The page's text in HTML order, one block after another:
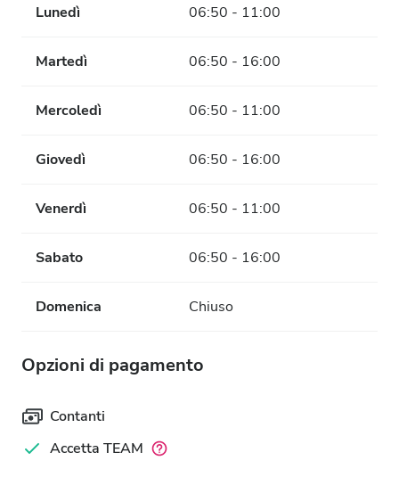
Lunedì 06:50 - 11:00
Martedì 06:50 - 16:00
Mercoledì 06:50 - 11:00
Giovedì 06:50 - 16:00
Venerdì 06:50 - 11:00
Sabato 06:50 - 16:00
Domenica Chiuso
Opzioni di pagamento
Contanti
Accetta TEAM